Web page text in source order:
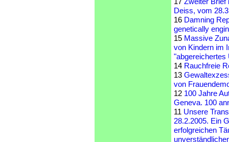
Deiss, vom
16 Damning
genetically
15 Massive
von Kindern im
"abgereichertes
14 Rauchfreie
13
von
12 100 Jahre
Geneva. 100
11 Unsere
28.2.2005. Ein
erfolgreichen